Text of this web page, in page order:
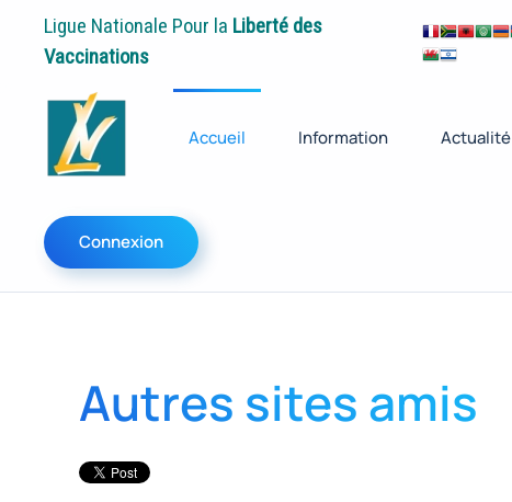
Ligue Nationale Pour la Liberté des
Vaccinations
Accueil Information Actualité
Connexion
Autres sites amis